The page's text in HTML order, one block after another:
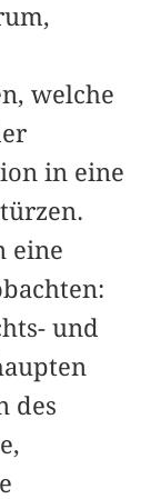
welche
in eine
eine
und
des